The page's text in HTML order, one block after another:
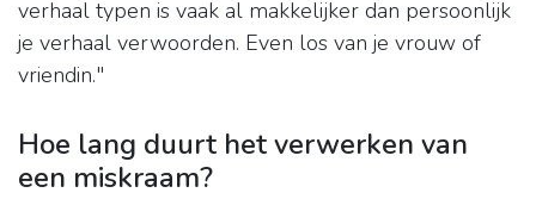
verhaal typen is vaak al makkelijker dan persoonlijk
je verhaal verwoorden. Even los van je vrouw of
vriendin."
Hoe lang duurt het verwerken van
een miskraam?